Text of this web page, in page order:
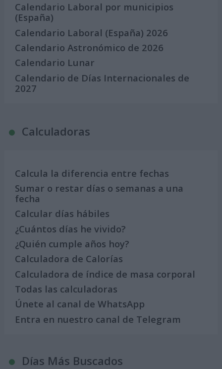
Calendario Laboral por municipios
(España)
Calendario Laboral (España) 2026
Calendario Astronómico de 2026
Calendario Lunar
Calendario de Días Internacionales de
2027
Calculadoras
Calcula la diferencia entre fechas
Sumar o restar días o semanas a una
fecha
Calcular días hábiles
¿Cuántos días he vivido?
¿Quién cumple años hoy?
Calculadora de Calorías
Calculadora de índice de masa corporal
Todas las calculadoras
Únete al canal de WhatsApp
Entra en nuestro canal de Telegram
Días Más Buscados